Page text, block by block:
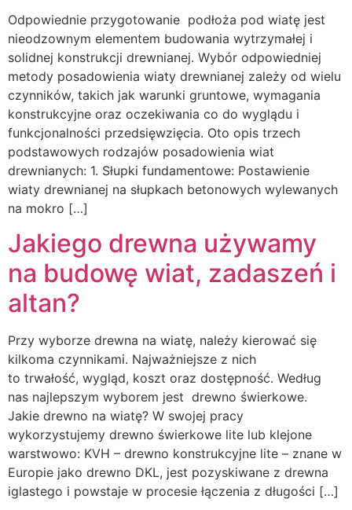
Odpowiednie przygotowanie podłoża pod wiatę jest
nieodzownym elementem budowania wytrzymałej i
solidnej konstrukcji drewnianej. Wybór odpowiedniej
metody posadowienia wiaty drewnianej zależy od wielu
czynników, takich jak warunki gruntowe, wymagania
konstrukcyjne oraz oczekiwania co do wyglądu i
funkcjonalności przedsięwzięcia. Oto opis trzech
podstawowych rodzajów posadowienia wiat
drewnianych: 1. Słupki fundamentowe: Postawienie
wiaty drewnianej na słupkach betonowych wylewanych
na mokro […]
Jakiego drewna używamy
na budowę wiat, zadaszeń i
altan?
Przy wyborze drewna na wiatę, należy kierować się
kilkoma czynnikami. Najważniejsze z nich
to trwałość, wygląd, koszt oraz dostępność. Według
nas najlepszym wyborem jest drewno świerkowe.
Jakie drewno na wiatę? W swojej pracy
wykorzystujemy drewno świerkowe lite lub klejone
warstwowo: KVH – drewno konstrukcyjne lite – znane w
Europie jako drewno DKL, jest pozyskiwane z drewna
iglastego i powstaje w procesie łączenia z długości […]